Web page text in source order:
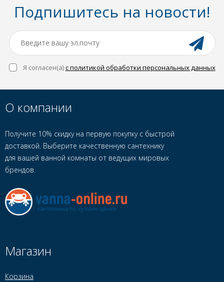
Подпишитесь на новости!
Я согласен(a)с политикой обработки персональных данных
О компании
Получите 10% скидку на первую покупку с быстрой
доставкой. Выберите качественную сантехнику
для вашей ванной комнаты от ведущих мировых
брендов.
Магазин
Корзина